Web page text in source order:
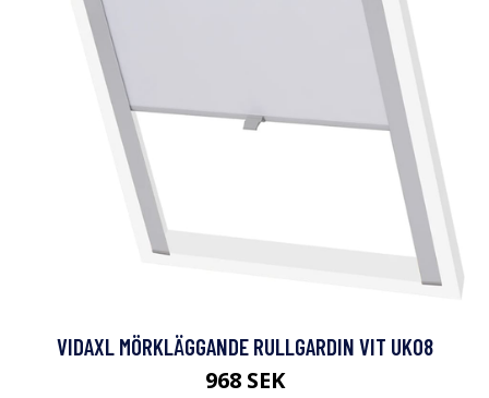
VIDAXL MÖRKLÄGGANDE RULLGARDIN VIT UK08
968 SEK